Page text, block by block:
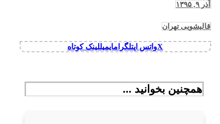
آذر ۹, ۱۳۹۵
قالیشویی تهران
Xواتس اپتلگرامایمیللینک کوتاه
همچنین بخوانید ...